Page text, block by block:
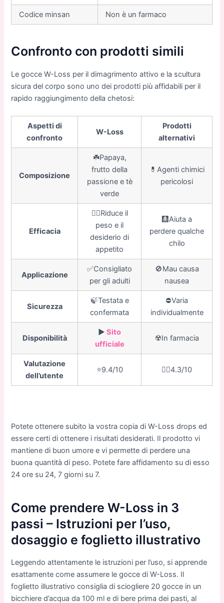
Codice minsan Non è un farmaco
Confronto con prodotti simili
Le gocce W-Loss per il dimagrimento attivo e la scultura
sicura del corpo sono uno dei prodotti più affidabili per il
rapido raggiungimento della chetosi:
Aspetti di
confronto
W-Loss
Prodotti
alternativi
Composizione
☘️Papaya,
frutto della
passione e tè
verde
💊Agenti chimici
pericolosi
Efficacia
👍🏼Riduce il
peso e il
desiderio di
appetito
🩻Aiuta a
perdere qualche
chilo
Applicazione
✅Consigliato
per gli adulti
🚫Mau causa
nausea
Sicurezza
🍃Testata e
confermata
⛔️Varia
individualmente
Disponibilità
▶️Sito
ufficiale
☢️In farmacia
Valutazione
dell’utente
⭐️9.4/10 👎🏼4.3/10
Potete ottenere subito la vostra copia di W-Loss drops ed
essere certi di ottenere i risultati desiderati. Il prodotto vi
mantiene di buon umore e vi permette di perdere una
buona quantità di peso. Potete fare affidamento su di esso
24 ore su 24, 7 giorni su 7.
Come prendere W-Loss in 3
passi – Istruzioni per l’uso,
dosaggio e foglietto illustrativo
Leggendo attentamente le istruzioni per l’uso, si apprende
esattamente come assumere le gocce di W-Loss. Il
foglietto illustrativo consiglia di sciogliere 20 gocce in un
bicchiere d’acqua da 100 ml e di bere prima dei pasti, al